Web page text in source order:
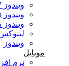
ویندوز 7
ویندوز xp
ویندوز
موبایل
نرم